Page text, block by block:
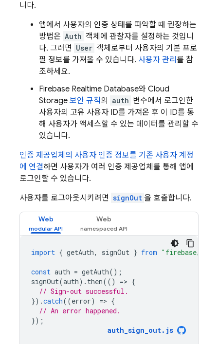
니다.
앱에서 사용자의 인증 상태를 파악할 때 권장하는
방법은 Auth 객체에 관찰자를 설정하는 것입니
다. 그러면 User 객체로부터 사용자의 기본 프로
필 정보를 가져올 수 있습니다. 사용자 관리 를 참
조하세요.
Firebase Realtime Database와 Cloud
Storage 보안 규칙의 auth 변수에서 로그인한
사용자의 고유 사용자 ID를 가져온 후 이 ID를 통
해 사용자가 액세스할 수 있는 데이터를 관리할 수
있습니다.
인증 제공업체의 사용자 인증 정보를 기존 사용자 계정
에 연결하면 사용자가 여러 인증 제공업체를 통해 앱에
로그인할 수 있습니다.
사용자를 로그아웃시키려면 signOut 을 호출합니다.
Web Web
import { getAuth, signOut } from "firebase/
const auth = getAuth();
signOut(auth). then(() => {
// Sign-out successful.
}).catch((error) => {
// An error happened.
});
auth_sign_out. js